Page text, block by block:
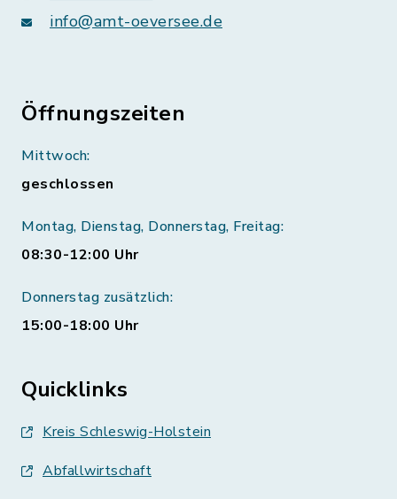
info@amt-oeversee.de
Öffnungszeiten
Mittwoch:
geschlossen
Montag, Dienstag, Donnerstag, Freitag:
08:30-12:00 Uhr
Donnerstag zusätzlich:
15:00-18:00 Uhr
Quicklinks
Kreis Schleswig-Holstein
Abfallwirtschaft